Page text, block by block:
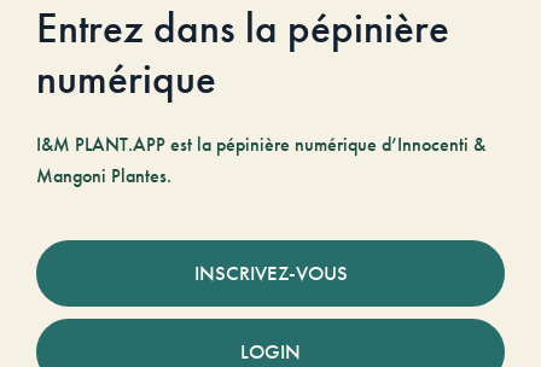
Entrez dans la pépinière
numérique
I&M PLANT.APP est la pépinière numérique d’Innocenti &
Mangoni Plantes.
INSCRIVEZ-VOUS
LOGIN